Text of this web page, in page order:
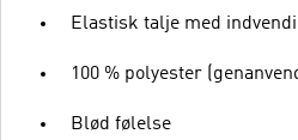
Elastisk talje med
100 % polyester
Blød følelse